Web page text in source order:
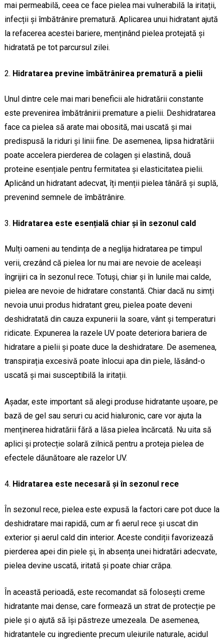
mai permeabilă, ceea ce face pielea mai vulnerabilă la iritații,
infecții și îmbătrânire prematură. Aplicarea unui hidratant ajută
la refacerea acestei bariere, menținând pielea protejată și
hidratată pe tot parcursul zilei.
Hidratarea previne îmbătrânirea prematură a pielii
Unul dintre cele mai mari beneficii ale hidratării constante
este prevenirea îmbătrânirii premature a pielii. Deshidratarea
face ca pielea să arate mai obosită, mai uscată și mai
predispusă la riduri și linii fine. De asemenea, lipsa hidratării
poate accelera pierderea de colagen și elastină, două
proteine esențiale pentru fermitatea și elasticitatea pielii.
Aplicând un hidratant adecvat, îți menții pielea tânără și suplă,
prevenind semnele de îmbătrânire.
Hidratarea este esențială chiar și în sezonul cald
Mulți oameni au tendința de a neglija hidratarea pe timpul
verii, crezând că pielea lor nu mai are nevoie de aceleași
îngrijiri ca în sezonul rece. Totuși, chiar și în lunile mai calde,
pielea are nevoie de hidratare constantă. Chiar dacă nu simți
nevoia unui produs hidratant greu, pielea poate deveni
deshidratată din cauza expunerii la soare, vânt și temperaturi
ridicate. Expunerea la razele UV poate deteriora bariera de
hidratare a pielii și poate duce la deshidratare. De asemenea,
transpirația excesivă poate înlocui apa din piele, lăsând-o
uscată și mai susceptibilă la iritații.
Așadar, este important să alegi produse hidratante ușoare, pe
bază de gel sau seruri cu acid hialuronic, care vor ajuta la
menținerea hidratării fără a lăsa pielea încărcată. Nu uita să
aplici și protecție solară zilnică pentru a proteja pielea de
efectele dăunătoare ale razelor UV.
Hidratarea este necesară și în sezonul rece
În sezonul rece, pielea este expusă la factori care pot duce la
deshidratare mai rapidă, cum ar fi aerul rece și uscat din
exterior și aerul cald din interior. Aceste condiții favorizează
pierderea apei din piele și, în absența unei hidratări adecvate,
pielea devine uscată, iritată și poate chiar crăpa.
În această perioadă, este recomandat să folosești creme
hidratante mai dense, care formează un strat de protecție pe
piele și o ajută să își păstreze umezeala. De asemenea,
hidratantele cu ingrediente precum uleiurile naturale, acidul